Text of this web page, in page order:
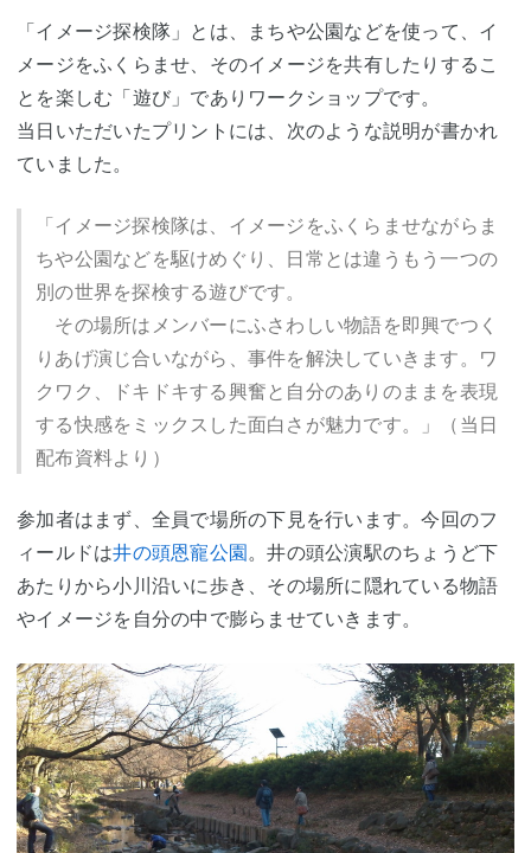
「イメージ探検隊」とは、まちや公園などを使って、イ
メージをふくらませ、そのイメージを共有したりするこ
とを楽しむ「遊び」でありワークショップです。
当日いただいたプリントには、次のような説明が書かれ
ていました。
「イメージ探検隊は、イメージをふくらませながらま
ちや公園などを駆けめぐり、日常とは違うもう一つの
別の世界を探検する遊びです。
その場所はメンバーにふさわしい物語を即興でつく
りあげ演じ合いながら、事件を解決していきます。ワ
クワク、ドキドキする興奮と自分のありのままを表現
する快感をミックスした面白さが魅力です。」（当日
配布資料より）
参加者はまず、全員で場所の下見を行います。今回のフ
ィールドは井の頭恩寵公園。井の頭公演駅のちょうど下
あたりから小川沿いに歩き、その場所に隠れている物語
やイメージを自分の中で膨らませていきます。